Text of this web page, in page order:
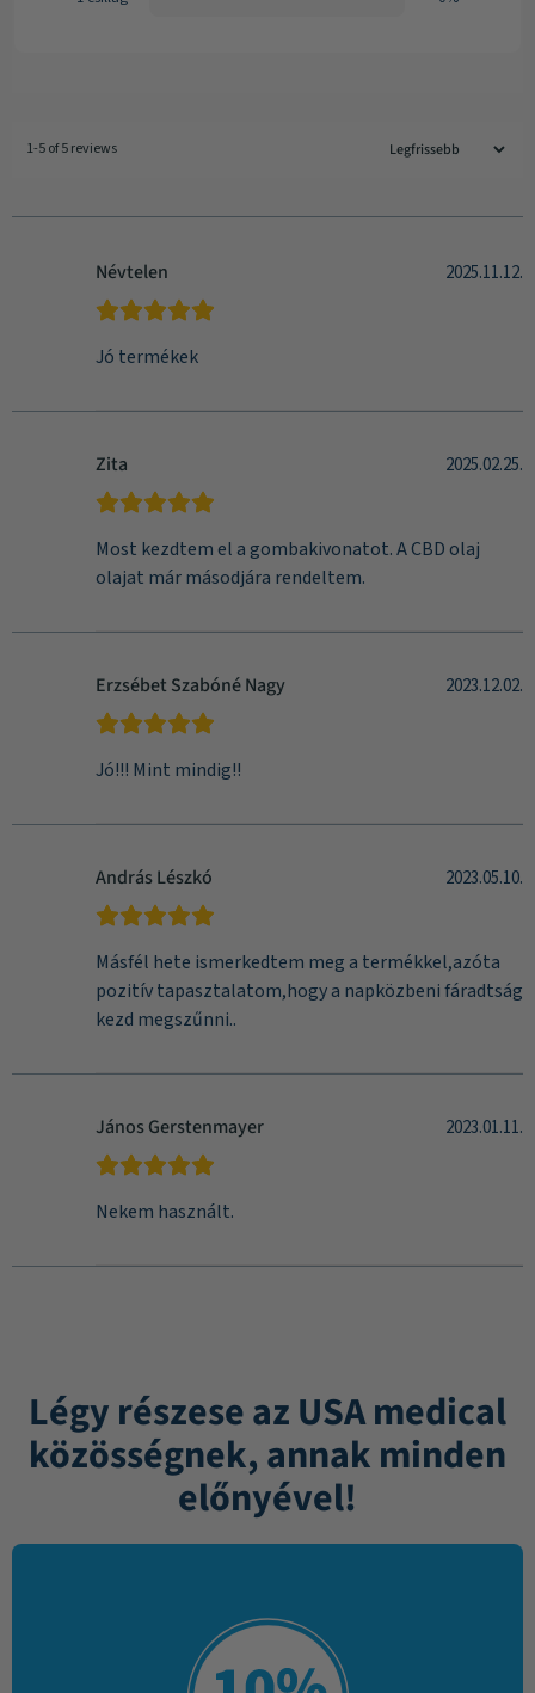
1-5 of 5 reviews
Névtelen 2025.11.12.
Jó termékek
Zita 2025.02.25.
Most kezdtem el a gombakivonatot. A CBD olaj
olajat már másodjára rendeltem.
Erzsébet Szabóné Nagy 2023.12.02.
Jó!!! Mint mindig!!
András Lészkó 2023.05.10.
Másfél hete ismerkedtem meg a termékkel,azóta
pozitív tapasztalatom,hogy a napközbeni fáradtság
kezd megszűnni..
János Gerstenmayer 2023.01.11.
Nekem használt.
Légy részese az USA medical
közösségnek, annak minden
előnyével!